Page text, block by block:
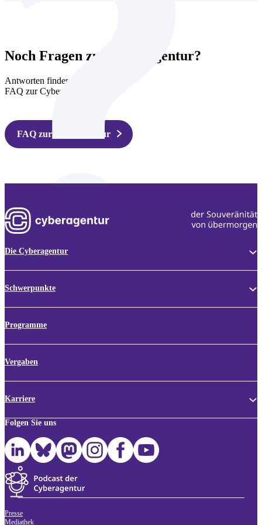
Noch Fragen zur Cyberagentur?
Antworten finden Sie in den
FAQ zur Cyberagentur.
FAQ zur Cyberagentur
Die Cyberagentur
Schwerpunkte
Programme
Vergaben
Karriere
Folgen Sie uns
Presse
Mediathek